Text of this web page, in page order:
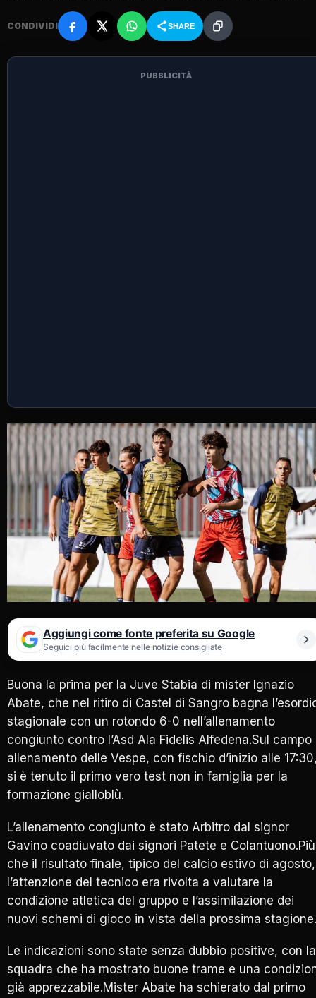
CONDIVIDI SHARE
PUBBLICITÀ
Aggiungi come fonte preferita su Google
Seguici più facilmente nelle notizie consigliate
Buona la prima per la Juve Stabia di mister Ignazio
Abate, che nel ritiro di Castel di Sangro bagna
stagionale con un rotondo 6-0 nell’allenamento
congiunto contro l’Asd Ala Fidelis Alfedena.Sul campo
allenamento delle Vespe, con fischio d’inizio alle
si è tenuto il primo vero test non in famiglia per la
formazione gialloblù.
L’allenamento congiunto è stato Arbitro dal signor
Gavino coadiuvato dai signori Patete e Colantuono.Più
che il risultato finale, tipico del calcio estivo di agosto,
l’attenzione del tecnico era rivolta a valutare la
condizione atletica del gruppo e l’assimilazione dei
nuovi schemi di gioco in vista della prossima stagione.
Le indicazioni sono state senza dubbio positive, con la
squadra che ha mostrato buone trame e una
già apprezzabile.Mister Abate ha schierato dal primo